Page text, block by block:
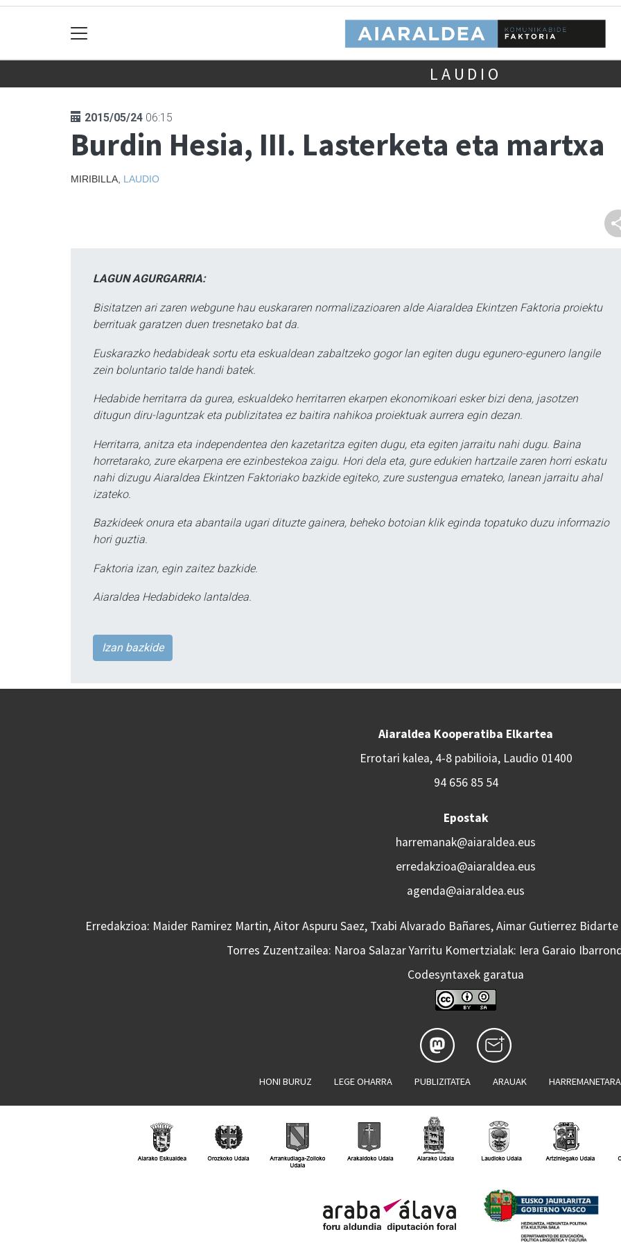
LAUDIO
2015/05/24 06:15
Burdin Hesia, III. Lasterketa eta martxa
MIRIBILLA, LAUDIO
LAGUN AGURGARRIA:
Bisitatzen ari zaren webgune hau euskararen normalizazioaren alde Aiaraldea Ekintzen Faktoria proiektu
berrituak garatzen duen tresnetako bat da.
Euskarazko hedabideak sortu eta eskualdean zabaltzeko gogor lan egiten dugu egunero-egunero langile
zein boluntario talde handi batek.
Hedabide herritarra da gurea, eskualdeko herritarren ekarpen ekonomikoari esker bizi dena, jasotzen
ditugun diru-laguntzak eta publizitatea ez baitira nahikoa proiektuak aurrera egin dezan.
Herritarra, anitza eta independentea den kazetaritza egiten dugu, eta egiten jarraitu nahi dugu. Baina
horretarako, zure ekarpena ere ezinbestekoa zaigu. Hori dela eta, gure edukien hartzaile zaren horri eskatu
nahi dizugu Aiaraldea Ekintzen Faktoriako bazkide egiteko, zure sustengua emateko, lanean jarraitu ahal
izateko.
Bazkideek onura eta abantaila ugari dituzte gainera, beheko botoian klik eginda topatuko duzu informazio
hori guztia.
Faktoria izan, egin zaitez bazkide.
Aiaraldea Hedabideko lantaldea.
Izan bazkide
Aiaraldea Kooperatiba Elkartea
Errotari kalea, 4-8 pabilioia, Laudio 01400
94 656 85 54
Epostak
harremanak@aiaraldea.eus
erredakzioa@aiaraldea.eus
agenda@aiaraldea.eus
Erredakzioa: Maider Ramirez Martin, Aitor Aspuru Saez, Txabi Alvarado Bañares, Aimar Gutierrez
Torres Zuzentzailea: Naroa Salazar Yarritu Komertzialak: Iera Garaio
Codesyntaxek garatua
HONI BURUZ LEGE OHARRA PUBLIZITATEA ARAUAK